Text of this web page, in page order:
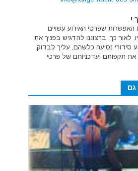
!
שפרטי האירוע עשויים
לאור כך, ברצוננו להדגיש בפניך את
סידורי נסיעה כלשהם, עליך לבדוק
את תקפותם ועדכניותם של פרטי
גם